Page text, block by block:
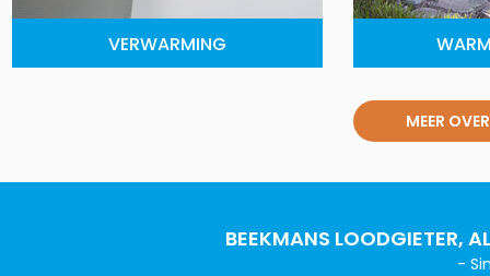
VERWARMING
MEER
BEEKMANS LOODGIETER,
-